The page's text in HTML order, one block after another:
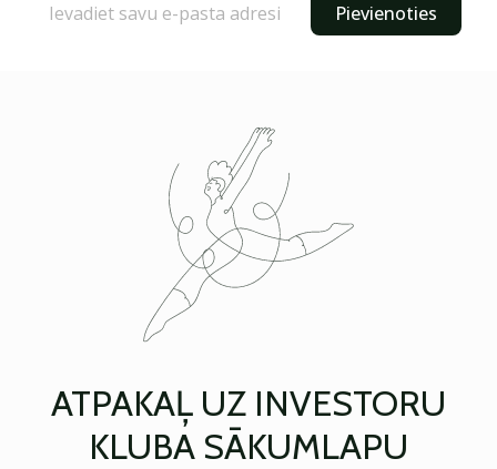
Pievienoties
ATPAKAĻ UZ INVESTORU
KLUBA SĀKUMLAPU